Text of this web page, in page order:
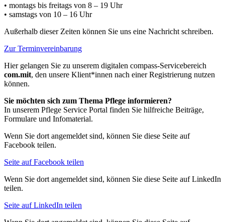
• montags bis freitags von 8 – 19 Uhr
• samstags von 10 – 16 Uhr
Außerhalb dieser Zeiten können Sie uns eine Nachricht schreiben.
Zur Terminvereinbarung
Hier gelangen Sie zu unserem digitalen compass-Servicebereich
com.mit, den unsere Klient*innen nach einer Registrierung nutzen
können.
Sie möchten sich zum Thema Pflege informieren?
In unserem Pflege Service Portal finden Sie hilfreiche Beiträge,
Formulare und Infomaterial.
Wenn Sie dort angemeldet sind, können Sie diese Seite auf
Facebook teilen.
Seite auf Facebook teilen
Wenn Sie dort angemeldet sind, können Sie diese Seite auf LinkedIn
teilen.
Seite auf LinkedIn teilen